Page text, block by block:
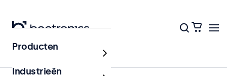
Home
Producten
Industrieën